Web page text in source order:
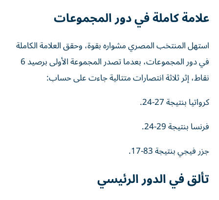
علامة كاملة في دور المجموعات
استهل المنتخب المصري مشواره بقوة، وحقق العلامة الكاملة
في دور المجموعات، بعدما تصدر المجموعة الأولى برصيد 6
نقاط، إثر ثلاثة انتصارات متتالية جاءت على حساب:
كرواتيا بنتيجة 27-24.
فرنسا بنتيجة 29-24.
جزر فيجي بنتيجة 83-17.
تألق في الدور الرئيسي